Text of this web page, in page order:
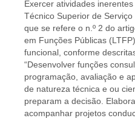
Exercer atividades
Técnico Superior de
que se refere o n.º 2 do
em Funções Públicas
funcional, conforme
“Desenvolver funções
programação, avaliação e
de natureza técnica e ou
preparam a decisão.
acompanhar projetos